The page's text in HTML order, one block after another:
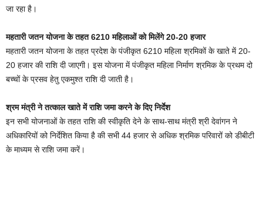
जा रहा है।
महतारी जतन योजना के तहत 6210 महिलाओं को मिलेंगे 20-20 हजार
महतारी जतन योजना के तहत प्रदेश के पंजीकृत 6210 महिला श्रमिकों के खाते में 20-
20 हजार की राशि दी जाएगी। इस योजना में पंजीकृत महिला निर्माण श्रमिक के प्रथम दो
बच्चों के प्रसव हेतु एकमुश्त राशि दी जाती है।
श्रम मंत्री ने तत्काल खाते में राशि जमा करने के दिए निर्देश
इन सभी योजनाओं के तहत राशि की स्वीकृति देने के साथ-साथ मंत्री श्री देवांगन ने
अधिकारियों को निर्देशित किया है की सभी 44 हजार से अधिक श्रमिक परिवारों को डीबीटी
के माध्यम से राशि जमा करें।